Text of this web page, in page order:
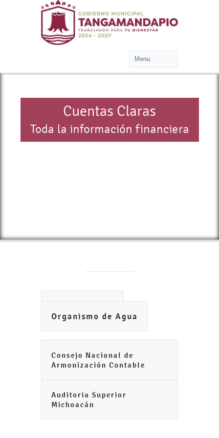
Cuentas Claras
Toda la información financiera
Organismo de Agua
Consejo Nacional de
Armonización Contable
Auditoria Superior
Michoacán